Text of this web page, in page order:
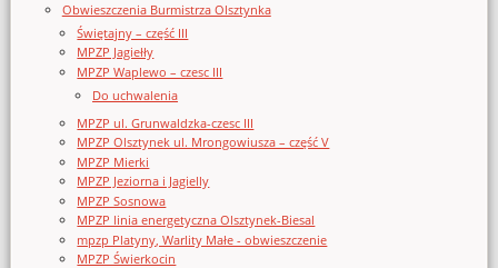
Obwieszczenia Burmistrza Olsztynka
Świętajny – część III
MPZP Jagiełły
MPZP Waplewo – czesc III
Do uchwalenia
MPZP ul. Grunwaldzka-czesc III
MPZP Olsztynek ul. Mrongowiusza – część V
MPZP Mierki
MPZP Jeziorna i Jagielly
MPZP Sosnowa
MPZP linia energetyczna Olsztynek-Biesal
mpzp Platyny, Warlity Małe - obwieszczenie
MPZP Świerkocin